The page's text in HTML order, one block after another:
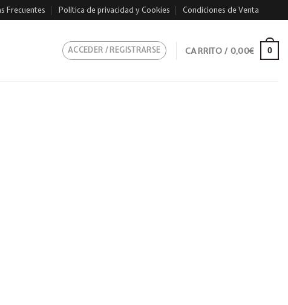
Frecuentes Política de privacidad y Cookies Condiciones de Venta
ACCEDER / REGISTRARSE CARRITO / 0,00€ 0